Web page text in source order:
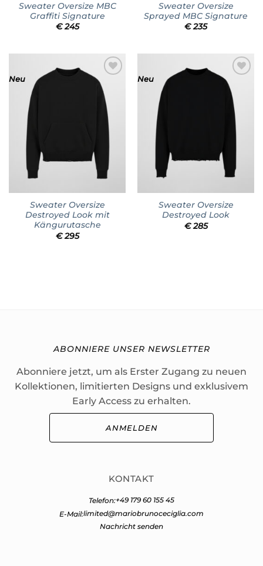
Sweater Oversize MBC
Graffiti Signature
€245
Sweater Oversize
Sprayed MBC Signature
€235
Neu
Add to
wishlist
Sweater Oversize
Destroyed Look mit
Kängurutasche
€295
Neu
Add to
wishlist
Sweater Oversize
Destroyed Look
€285
ABONNIERE UNSER NEWSLETTER
Abonniere jetzt, um als Erster Zugang zu neuen
Kollektionen, limitierten Designs und exklusivem
Early Access zu erhalten.
ANMELDEN
KONTAKT
Telefon:+49 179 60 155 45
E-Mail:limited@mariobrunoceciglia.com
Nachricht senden